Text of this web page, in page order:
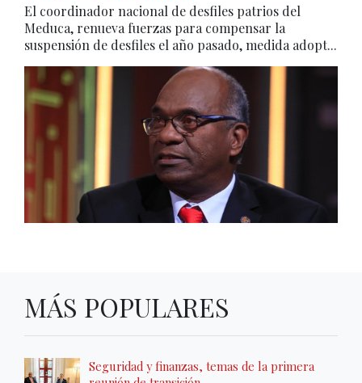
El coordinador nacional de desfiles patrios del
Meduca, renueva fuerzas para compensar la
suspensión de desfiles el año pasado, medida adopt...
MÁS POPULARES
Seguridad y finanzas, temas de la primera